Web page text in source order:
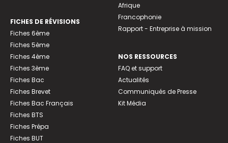
FICHES DE RÉVISIONS
Fiches 6ème
Fiches 5ème
Fiches 4ème
Fiches 3ème
Fiches Bac
Fiches Brevet
Fiches Bac Français
Fiches BTS
Fiches Prépa
Fiches BUT
Afrique
Francophonie
Rapport - Entreprise à mission
NOS RESSOURCES
FAQ et support
Actualités
Communiqués de Presse
Kit Média